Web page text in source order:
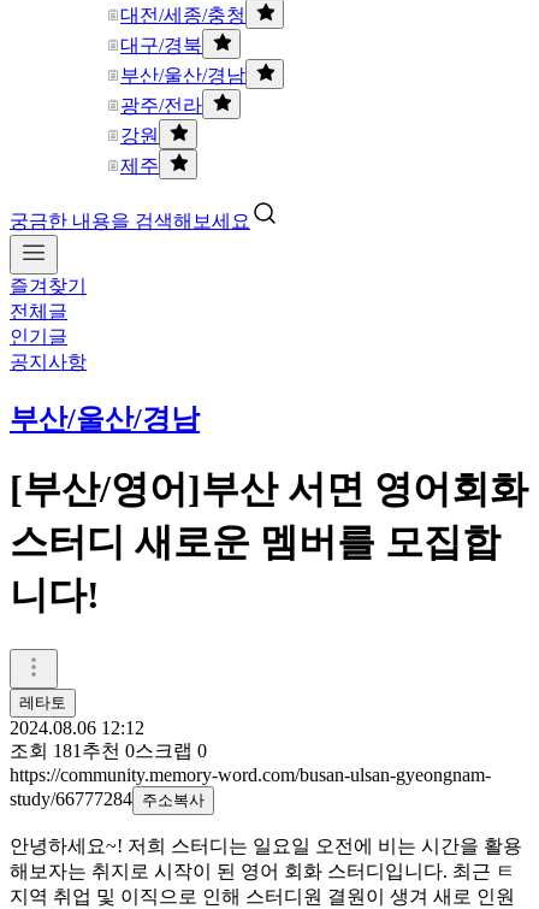
대전/세종/충청
대구/경북
부산/울산/경남
광주/전라
강원
제주
궁금한 내용을 검색해보세요
즐겨찾기
전체글
인기글
공지사항
부산/울산/경남
[부산/영어]부산 서면 영어회화
스터디 새로운 멤버를 모집합
니다!
레타토
2024.08.06 12:12
조회 181 추천 0스크랩 0
https://community.memory-word.com/busan-ulsan-gyeongnam-
study/66777284 주소복사
안녕하세요~! 저희 스터디는 일요일 오전에 비는 시간을 활용
해보자는 취지로 시작이 된 영어 회화 스터디입니다. 최근 ㅌ
지역 취업 및 이직으로 인해 스터디원 결원이 생겨 새로 인원